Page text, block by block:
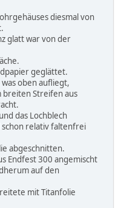
diesmal von
glatt war von der
geglättet.
was oben aufliegt,
breiten Streifen aus
das Lochblech
schon relativ faltenfrei
abgeschnitten.
Endfest 300 angemischt
auf den
mit Titanfolie